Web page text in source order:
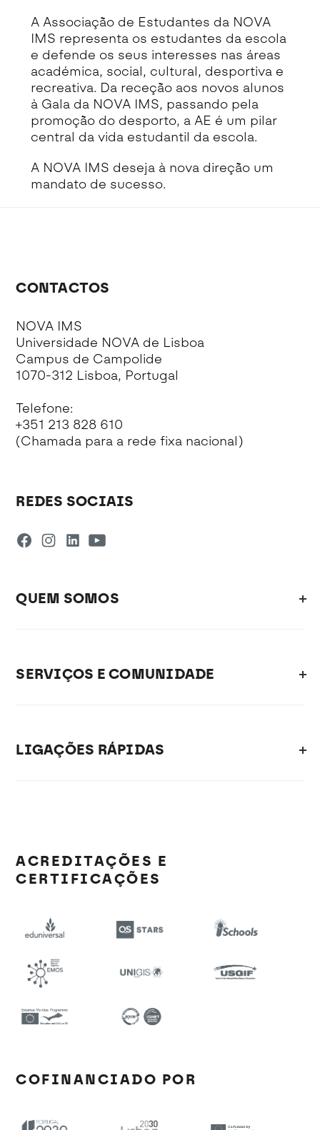
A Associação de Estudantes da NOVA
IMS representa os estudantes da escola
e defende os seus interesses nas áreas
académica, social, cultural, desportiva e
recreativa. Da receção aos novos alunos
à Gala da NOVA IMS, passando pela
promoção do desporto, a AE é um pilar
central da vida estudantil da escola.
A NOVA IMS deseja à nova direção um
mandato de sucesso.
CONTACTOS
NOVA IMS
Universidade NOVA de Lisboa
Campus de Campolide
1070-312 Lisboa, Portugal
Telefone:
+351 213 828 610
(Chamada para a rede fixa nacional)
REDES SOCIAIS
QUEM SOMOS
SERVIÇOS E COMUNIDADE
LIGAÇÕES RÁPIDAS
ACREDITAÇÕES E
CERTIFICAÇÕES
COFINANCIADO POR